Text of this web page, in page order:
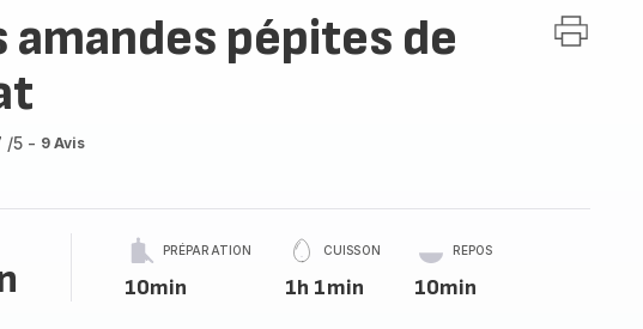
pépites de
/5 - 9 Avis
PRÉPARATION
10min
CUISSON
1h 1min
REPOS
10min